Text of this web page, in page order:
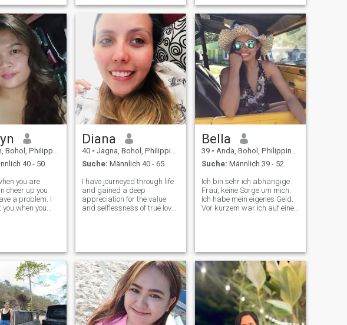
oder
Nachrichten
dass sie
Ich möchte
gutherzigen
im Alter
und 60 Jahren
Dank für
Ich bin nicht
bitte
meine
Internet zu surfen und
Haushaltsarbeiten zu
erledigen. Es macht Spaß,
Basketball und Volleyball zu
beobachten. Und auch Live-
Bands. Aber Tanzen ist
wirklich meine Leidenschaft.
and reliable. I will respect the
inter
Philippinen
40 - 50
you are
cheer up you
a problem. I
when you
you with
Diana
40 • Jagna, Bohol, Philippinen
Suche: Männlich 40 - 65
I have journeyed through life
and gained a deep
appreciation for the value
and selflessness of true love.
are sincere and transparent
about our emo
Bella
39 • Anda, Bohol, Philippinen
Suche: Männlich 39 - 52
Ich bin sehr ich abhängige
Frau, keine Sorge um mich.
Ich habe mein eigenes Geld.
Vor kurzem war ich auf einer
Karriere konzentrieren und
wenn ich Mr. Right finden
könnte, dann komm schon!!